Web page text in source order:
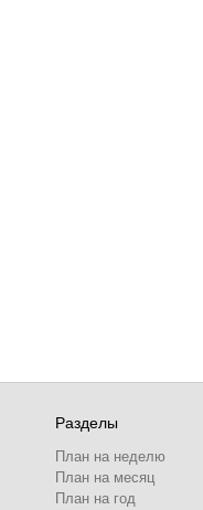
Разделы
План на неделю
План на месяц
План на год